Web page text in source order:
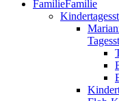
FamilieFamilie